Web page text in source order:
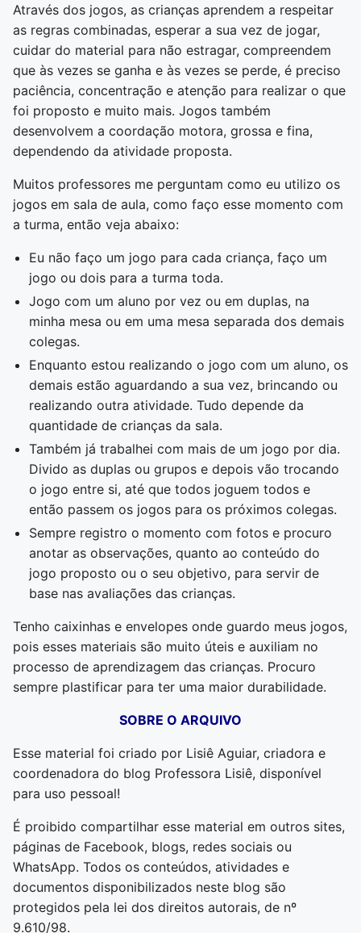
Através dos jogos, as crianças aprendem a respeitar
as regras combinadas, esperar a sua vez de jogar,
cuidar do material para não estragar, compreendem
que às vezes se ganha e às vezes se perde, é preciso
paciência, concentração e atenção para realizar o que
foi proposto e muito mais. Jogos também
desenvolvem a coordação motora, grossa e fina,
dependendo da atividade proposta.
Muitos professores me perguntam como eu utilizo os
jogos em sala de aula, como faço esse momento com
a turma, então veja abaixo:
Eu não faço um jogo para cada criança, faço um
jogo ou dois para a turma toda.
Jogo com um aluno por vez ou em duplas, na
minha mesa ou em uma mesa separada dos demais
colegas.
Enquanto estou realizando o jogo com um aluno, os
demais estão aguardando a sua vez, brincando ou
realizando outra atividade. Tudo depende da
quantidade de crianças da sala.
Também já trabalhei com mais de um jogo por dia.
Divido as duplas ou grupos e depois vão trocando
o jogo entre si, até que todos joguem todos e
então passem os jogos para os próximos colegas.
Sempre registro o momento com fotos e procuro
anotar as observações, quanto ao conteúdo do
jogo proposto ou o seu objetivo, para servir de
base nas avaliações das crianças.
Tenho caixinhas e envelopes onde guardo meus jogos,
pois esses materiais são muito úteis e auxiliam no
processo de aprendizagem das crianças. Procuro
sempre plastificar para ter uma maior durabilidade.
SOBRE O ARQUIVO
Esse material foi criado por Lisiê Aguiar, criadora e
coordenadora do blog Professora Lisiê, disponível
para uso pessoal!
É proibido compartilhar esse material em outros sites,
páginas de Facebook, blogs, redes sociais ou
WhatsApp. Todos os conteúdos, atividades e
documentos disponibilizados neste blog são
protegidos pela lei dos direitos autorais, de nº
9.610/98.